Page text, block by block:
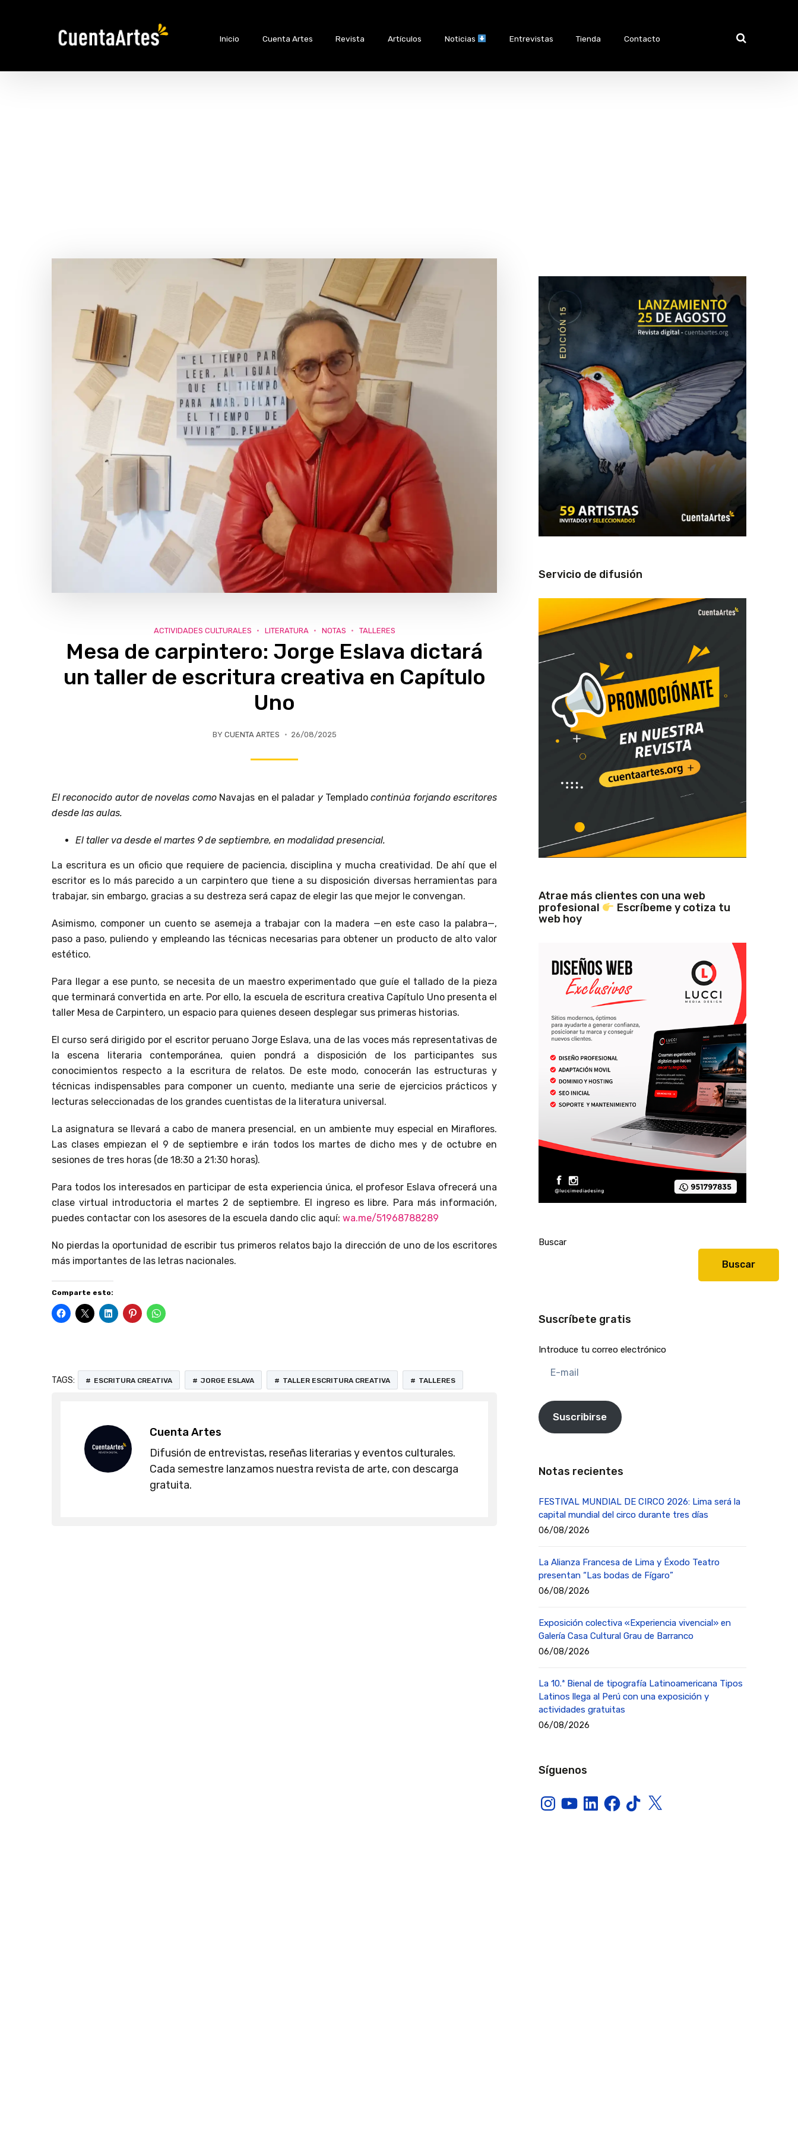
Inicio Cuenta Artes Revista Artículos Noticias Entrevistas Tienda Contacto
ACTIVIDADES CULTURALES LITERATURA NOTAS TALLERES
Mesa de carpintero: Jorge Eslava dictará
un taller de escritura creativa en Capítulo
Uno
BY CUENTA ARTES 26/08/2025
El reconocido autor de novelas como Navajas en el paladar y Templadocontinúa forjando escritores
desde las aulas.
El taller va desde el martes 9 de septiembre, en modalidad presencial.
La escritura es un oficio que requiere de paciencia, disciplina y mucha creatividad. De ahí que el
escritor es lo más parecido a un carpintero que tiene a su disposición diversas herramientas para
trabajar, sin embargo, gracias a su destreza será capaz de elegir las que mejor le convengan.
Asimismo, componer un cuento se asemeja a trabajar con la madera —en este caso la palabra—,
paso a paso, puliendo y empleando las técnicas necesarias para obtener un producto de alto valor
estético.
Para llegar a ese punto, se necesita de un maestro experimentado que guíe el tallado de la pieza
que terminará convertida en arte. Por ello, la escuela de escritura creativa Capítulo Uno presenta el
taller Mesa de Carpintero, un espacio para quienes deseen desplegar sus primeras historias.
El curso será dirigido por el escritor peruano Jorge Eslava, una de las voces más representativas de
la escena literaria contemporánea, quien pondrá a disposición de los participantes sus
conocimientos respecto a la escritura de relatos. De este modo, conocerán las estructuras y
técnicas indispensables para componer un cuento, mediante una serie de ejercicios prácticos y
lecturas seleccionadas de los grandes cuentistas de la literatura universal.
La asignatura se llevará a cabo de manera presencial, en un ambiente muy especial en Miraflores.
Las clases empiezan el 9 de septiembre e irán todos los martes de dicho mes y de octubre en
sesiones de tres horas (de 18:30 a 21:30 horas).
Para todos los interesados en participar de esta experiencia única, el profesor Eslava ofrecerá una
clase virtual introductoria el martes 2 de septiembre. El ingreso es libre. Para más información,
puedes contactar con los asesores de la escuela dando clic aquí: wa.me/51968788289
No pierdas la oportunidad de escribir tus primeros relatos bajo la dirección de uno de los escritores
más importantes de las letras nacionales.
Comparte esto:
TAGS: ESCRITURA CREATIVA JORGE ESLAVA TALLER ESCRITURA CREATIVA TALLERES
Cuenta Artes
Difusión de entrevistas, reseñas literarias y eventos culturales.
Cada semestre lanzamos nuestra revista de arte, con descarga
gratuita.
Servicio de difusión
Atrae más clientes con una web
profesional
Escríbeme y cotiza tu
web hoy
Buscar
Buscar
Suscríbete gratis
Introduce tu correo electrónico
mail
Suscribirse
Notas recientes
FESTIVAL MUNDIAL DE CIRCO 2026: Lima será la
capital mundial del circo durante tres días
06/08/2026
La Alianza Francesa de Lima y Éxodo Teatro
presentan “Las bodas de Fígaro”
06/08/2026
Exposición colectiva «Experiencia vivencial» en
Galería Casa Cultural Grau de Barranco
06/08/2026
La 10.ª Bienal de tipografía Latinoamericana Tipos
Latinos llega al Perú con una exposición y
actividades gratuitas
06/08/2026
Síguenos
InstagramYouTubeLinkedInFacebook
TikTokX